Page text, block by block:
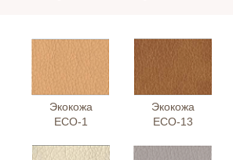
Экокожа
ЕСО-1
Экокожа
ЕСО-13